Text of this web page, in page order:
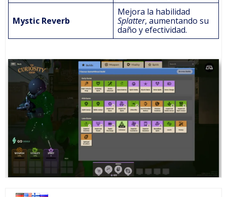
Mystic Reverb
Mejora la habilidad
Splatter, aumentando su
daño y efectividad.